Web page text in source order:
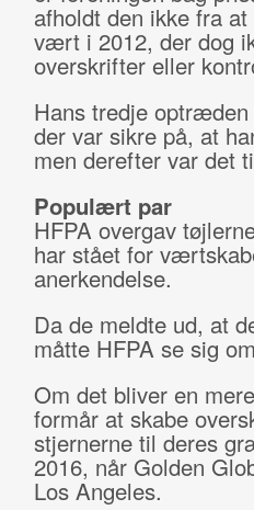
afholdt den ikke fra
vært i 2012, der dog
overskrifter eller
Hans tredje
der var sikre på, at
men derefter var det
Populært par
HFPA overgav
har stået for
anerkendelse.
Da de meldte ud, at
måtte HFPA se sig
Om det bliver en
formår at skabe
stjernerne til deres
2016, når Golden
Los Angeles.